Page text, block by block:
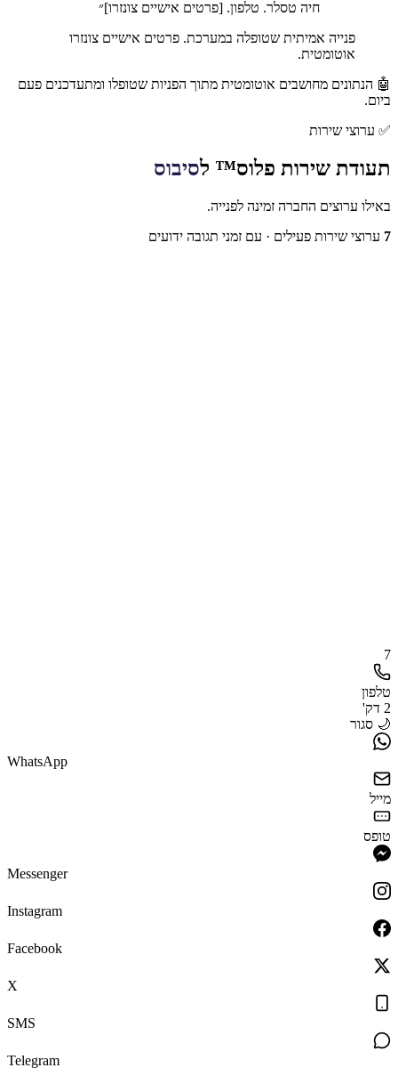
חיה טסלר. טלפון. [פרטים אישיים צונזרו]״
פנייה אמיתית שטופלה במערכת. פרטים אישיים צונזרו
אוטומטית.
🤖 הנתונים מחושבים אוטומטית מתוך הפניות שטופלו ומתעדכנים פעם
ביום.
✅ ערוצי שירות
תעודת שירות פלוס™ לסיבוס
באילו ערוצים החברה זמינה לפנייה.
7 ערוצי שירות פעילים · עם זמני תגובה ידועים
7
טלפון
2 דק'
🌙 סגור
WhatsApp
מייל
טופס
Messenger
Instagram
Facebook
X
SMS
Telegram